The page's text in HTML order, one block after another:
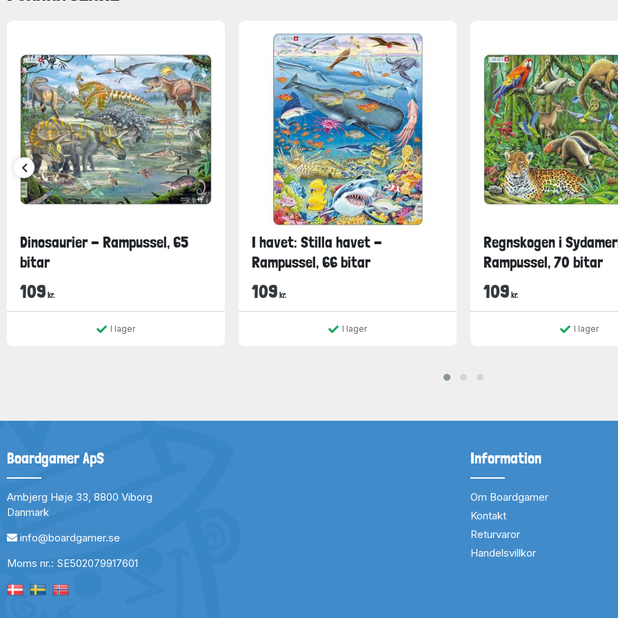
Dinosaurier - Rampussel, 65
bitar
109 kr.
I lager
I havet: Stilla havet -
Rampussel, 66 bitar
109 kr.
I lager
Regnskogen i
Rampussel, 70 bitar
109 kr.
I lager
Boardgamer ApS
Arnbjerg Høje 33, 8800 Viborg
Danmark
info@boardgamer.se
Moms nr.: SE502079917601
Information
Om Boardgamer
Kontakt
Returvaror
Handelsvillkor